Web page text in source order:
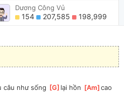
Dương Công Vủ
154 207,585 198,999
câu như sống [G ]lại hồn [Am ]
cao